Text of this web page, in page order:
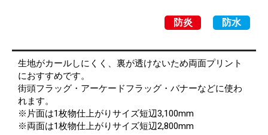
防炎 防水
生地がカールしにくく、裏が透けないため両面プリント
におすすめです。
街頭フラッグ・アーケードフラッグ・バナーなどに使わ
れます。
※片面は1枚物仕上がりサイズ短辺3,100mm
※両面は1枚物仕上がりサイズ短辺2,800mm